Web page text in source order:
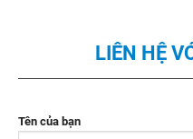
LIÊN HỆ
Tên của bạn